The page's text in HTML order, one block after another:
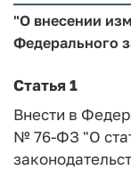
"О внесении
Федерального
Статья 1
Внести в
№ 76-ФЗ "О